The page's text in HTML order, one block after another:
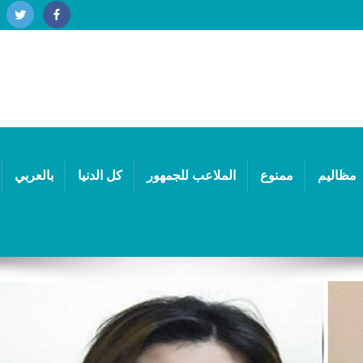
مظاليم ممنوع الملاعب للجمهور كل الدنيا بالعربي